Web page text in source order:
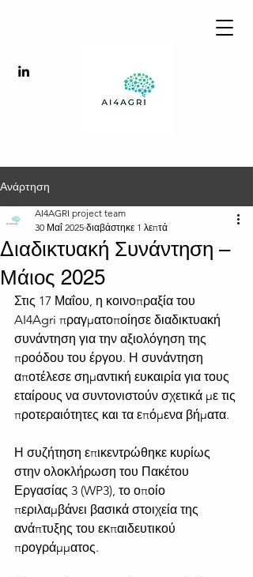
Ανάρτηση
Διαδικτυακή Συνάντηση –
Μάιος 2025
AI4AGRI project team
30 Μαΐ 2025 διαβάστηκε 1 λεπτά
Στις 17 Μαΐου, η κοινοπραξία του
AI4Agri πραγματοποίησε διαδικτυακή
συνάντηση για την αξιολόγηση της
προόδου του έργου. Η συνάντηση
αποτέλεσε σημαντική ευκαιρία για τους
εταίρους να συντονιστούν σχετικά με τις
προτεραιότητες και τα επόμενα βήματα.
Η συζήτηση επικεντρώθηκε κυρίως
στην ολοκλήρωση του Πακέτου
Εργασίας 3 (WP3), το οποίο
περιλαμβάνει βασικά στοιχεία της
ανάπτυξης του εκπαιδευτικού
προγράμματος.